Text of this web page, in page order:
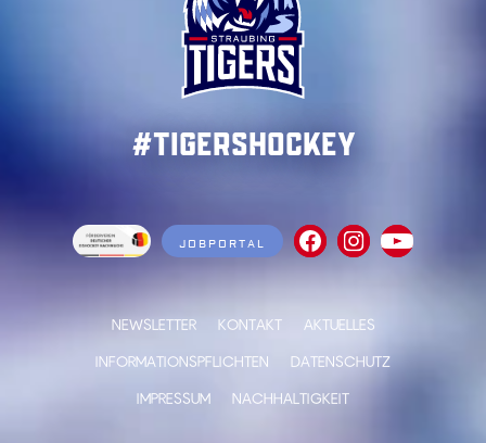
#TigersHockey
JOBPORTAL
NEWSLETTER KONTAKT
AKTUELLES
INFORMATIONSPFLICHTEN
DATENSCHUTZ
IMPRESSUM
NACHHALTIGKEIT